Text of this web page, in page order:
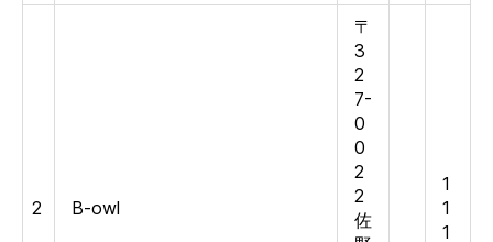
2 B-owl
〒
3
2
7-
0
0
2
2
佐
1
1
1